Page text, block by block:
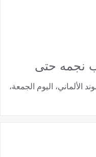
نجمه حتى
الألماني، اليوم الجمعة،